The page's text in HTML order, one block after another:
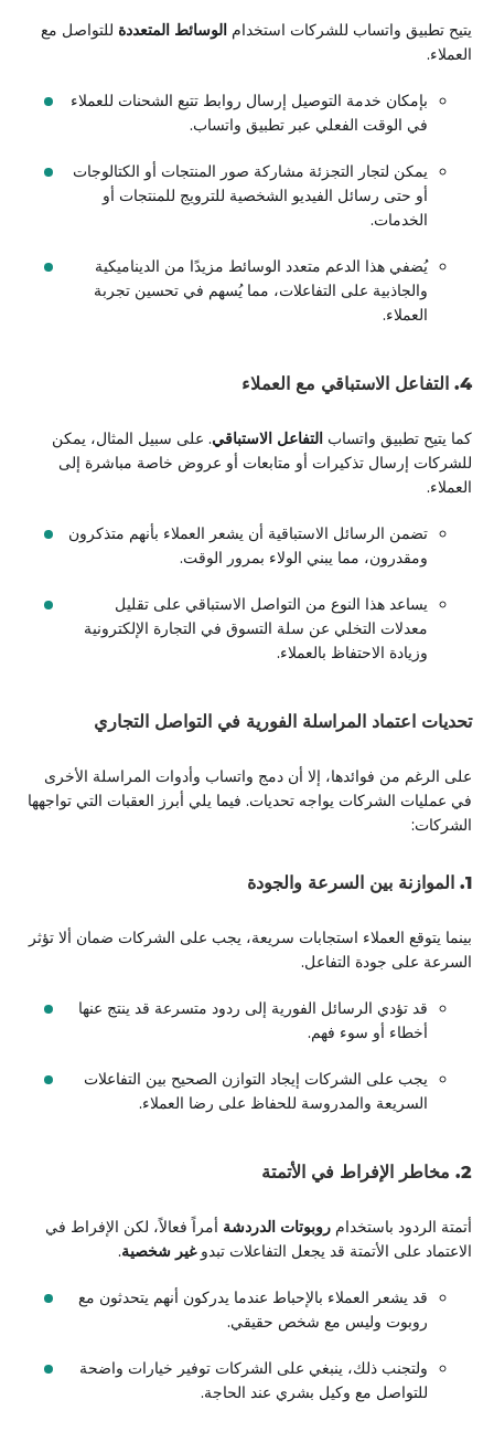
يتيح تطبيق واتساب للشركات استخدام الوسائط المتعددة للتواصل مع
العملاء.
بإمكان خدمة التوصيل إرسال روابط تتبع الشحنات للعملاء
في الوقت الفعلي عبر تطبيق واتساب.
يمكن لتجار التجزئة مشاركة صور المنتجات أو الكتالوجات
أو حتى رسائل الفيديو الشخصية للترويج للمنتجات أو
الخدمات.
يُضفي هذا الدعم متعدد الوسائط مزيدًا من الديناميكية
والجاذبية على التفاعلات، مما يُسهم في تحسين تجربة
العملاء.
4. التفاعل الاستباقي مع العملاء
كما يتيح تطبيق واتساب التفاعل الاستباقي. على سبيل المثال، يمكن
للشركات إرسال تذكيرات أو متابعات أو عروض خاصة مباشرة إلى
العملاء.
تضمن الرسائل الاستباقية أن يشعر العملاء بأنهم متذكرون
ومقدرون، مما يبني الولاء بمرور الوقت.
يساعد هذا النوع من التواصل الاستباقي على تقليل
معدلات التخلي عن سلة التسوق في التجارة الإلكترونية
وزيادة الاحتفاظ بالعملاء.
تحديات اعتماد المراسلة الفورية في التواصل التجاري
على الرغم من فوائدها، إلا أن دمج واتساب وأدوات المراسلة الأخرى
في عمليات الشركات يواجه تحديات. فيما يلي أبرز العقبات التي تواجهها
الشركات:
1. الموازنة بين السرعة والجودة
بينما يتوقع العملاء استجابات سريعة، يجب على الشركات ضمان ألا تؤثر
السرعة على جودة التفاعل.
قد تؤدي الرسائل الفورية إلى ردود متسرعة قد ينتج عنها
أخطاء أو سوء فهم.
يجب على الشركات إيجاد التوازن الصحيح بين التفاعلات
السريعة والمدروسة للحفاظ على رضا العملاء.
2. مخاطر الإفراط في الأتمتة
أتمتة الردود باستخدام روبوتات الدردشة أمراً فعالاً، لكن الإفراط في
الاعتماد على الأتمتة قد يجعل التفاعلات تبدوغير شخصية.
قد يشعر العملاء بالإحباط عندما يدركون أنهم يتحدثون مع
روبوت وليس مع شخص حقيقي.
ولتجنب ذلك، ينبغي على الشركات توفير خيارات واضحة
للتواصل مع وكيل بشري عند الحاجة.